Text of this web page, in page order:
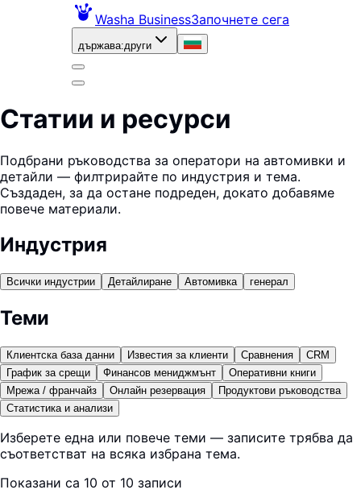
Washa BusinessЗапочнете сега
държава:други
Статии и ресурси
Подбрани ръководства за оператори на автомивки и
детайли — филтрирайте по индустрия и тема.
Създаден, за да остане подреден, докато добавяме
повече материали.
Индустрия
Всички индустрии Детайлиране Автомивка генерал
Теми
Клиентска база данни Известия за клиенти Сравнения
CRM
График за срещи
Финансов мениджмънт
Оперативни книги
Мрежа / франчайз
Онлайн резервация
Продуктови ръководства
Статистика и анализи
Изберете една или повече теми — записите трябва да
съответстват на всяка избрана тема.
Показани са 10 от 10 записи